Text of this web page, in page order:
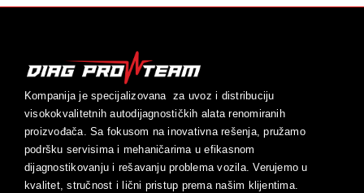
Kompanija je specijalizovana za uvoz i distribuciju
visokokvalitetnih autodijagnostičkih alata renomiranih
proizvođača. Sa fokusom na inovativna rešenja, pružamo
podršku servisima i mehaničarima u efikasnom
dijagnostikovanju i rešavanju problema vozila. Verujemo u
kvalitet, stručnost i lični pristup prema našim klijentima.